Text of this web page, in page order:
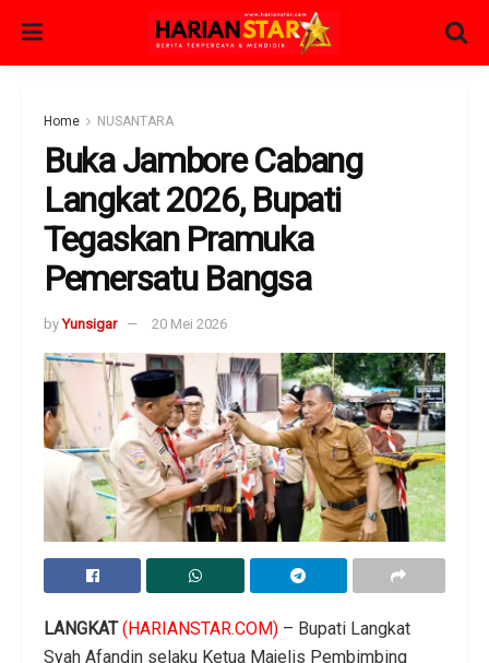
Home NUSANTARA
Buka Jambore Cabang
Langkat 2026, Bupati
Tegaskan Pramuka
Pemersatu Bangsa
by Yunsigar 20 Mei 2026
LANGKAT (HARIANSTAR.COM) – Bupati Langkat
Syah Afandin selaku Ketua Majelis Pembimbing